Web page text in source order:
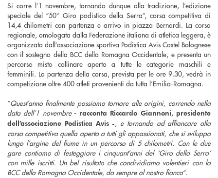
Si corre l’1 novembre, tornando dunque alla tradizione, l’edizione
speciale del “50° Giro podistico della Serra”, corsa competitiva di
14,4 chilometri con partenza e arrivo in piazza Bernardi. La corsa
regionale, omologata dalla Federazione italiana di atletica leggera, è
organizzata dall’associazione sportiva Podistica Avis Castel Bolognese
con il sostegno della BCC della Romagna Occidentale, e presenta un
percorso misto collinare aperto a tutte le categorie maschili e
femminili. La partenza della corsa, prevista per le ore 9.30, vedrà in
competizione oltre 400 atleti provenienti da tutta l’Emilia-Romagna.
“Quest’anno finalmente possiamo tornare alle origini, correndo nella
data dell’1 novembre- racconta Riccardo Giannoni, presidente
dell’associazione Podistica Avis -, e tornando ad affiancare alla
corsa competitiva quella aperta a tutti gli appassionati, che si sviluppa
lungo l’argine del fiume in un percorso di 5 chilometri. Con le due
gare contiamo di festeggiare i cinquant’anni del ‘Giro della Serra’
con mille iscritti. Un bel risultato che condividiamo volentieri con la
BCC della Romagna Occidentale, da sempre al nostro fianco“.